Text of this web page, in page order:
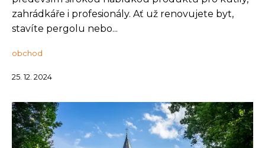
zahrádkáře i profesionály. Ať už renovujete byt,
stavíte pergolu nebo...
obchod
25. 12. 2024